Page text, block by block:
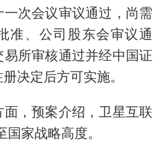
次会议审议通过，尚需
准、公司股东会审议通
所审核通过并经中国证
决定后方可实施。
，预案介绍，卫星互联
国家战略高度。